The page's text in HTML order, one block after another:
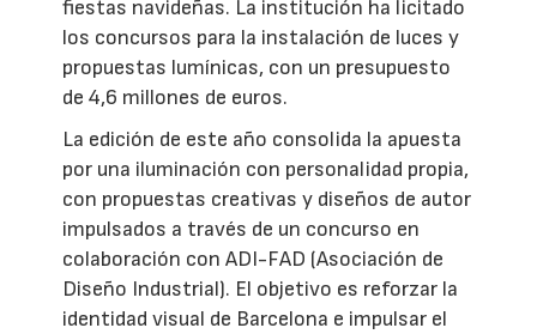
fiestas navideñas. La institución ha licitado
los concursos para la instalación de luces y
propuestas lumínicas, con un presupuesto
de 4,6 millones de euros.
La edición de este año consolida la apuesta
por una iluminación con personalidad propia,
con propuestas creativas y diseños de autor
impulsados a través de un concurso en
colaboración con ADI-FAD (Asociación de
Diseño Industrial). El objetivo es reforzar la
identidad visual de Barcelona e impulsar el